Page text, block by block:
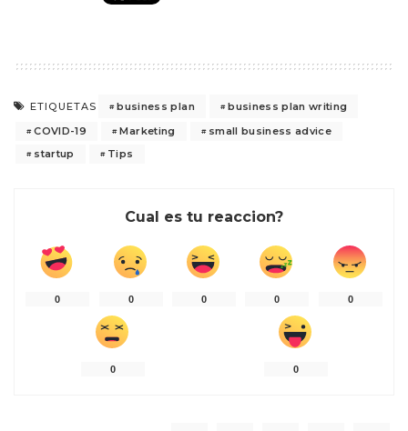
ETIQUETAS business plan
business plan writing
COVID-19
Marketing
small business advice
startup
Tips
Cual es tu reaccion?
0 0 0 0 0
0 0